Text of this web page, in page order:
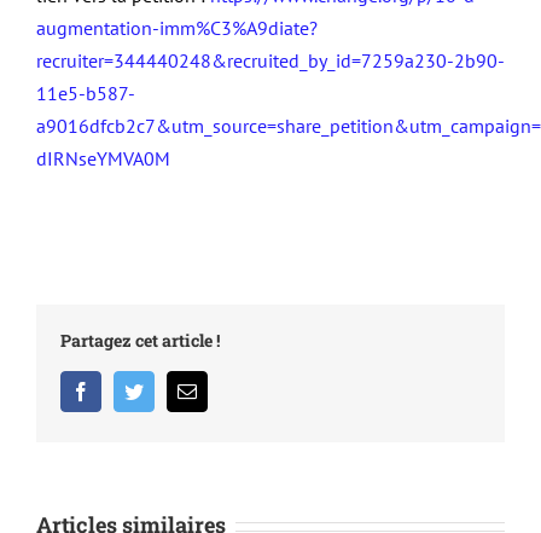
augmentation-imm%C3%A9diate?
recruiter=344440248&recruited_by_id=7259a230-2b90-
11e5-b587-
dIRNseYMVA0M
Partagez cet article !
FacebookTwitterEmail
Articles similaires